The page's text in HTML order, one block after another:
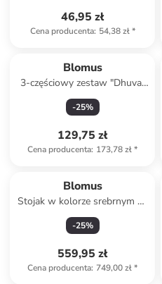
46,95 zł
Cena producenta: 54,38 zł*
Blomus
3-częściowy zestaw "Dhuva"
w kolorze szarym do
zmywania
-25%
129,75 zł
Cena producenta: 173,78 zł*
Blomus
Stojak w kolorze srebrnym na
papier toaletowy - (S)20 x
(W)64,5 x (G)15 cm
-25%
559,95 zł
Cena producenta: 749,00 zł*